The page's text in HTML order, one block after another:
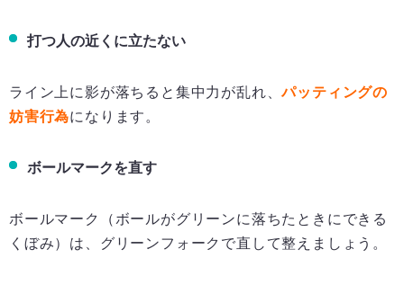
打つ人の近くに立たない
ライン上に影が落ちると集中力が乱れ、パッティングの
妨害行為になります。
ボールマークを直す
ボールマーク（ボールがグリーンに落ちたときにできる
くぼみ）は、グリーンフォークで直して整えましょう。